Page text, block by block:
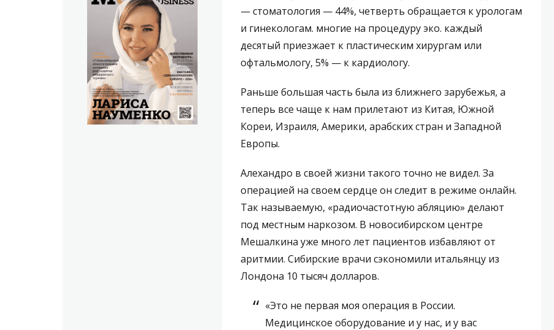
— стоматология — 44%, четверть обращается к урологам
и гинекологам. многие на процедуру эко. каждый
десятый приезжает к пластическим хирургам или
офтальмологу, 5% — к кардиологу.
Раньше большая часть была из ближнего зарубежья, а
теперь все чаще к нам прилетают из Китая, Южной
Кореи, Израиля, Америки, арабских стран и Западной
Европы.
Алехандро в своей жизни такого точно не видел. За
операцией на своем сердце он следит в режиме онлайн.
Так называемую, «радиочастотную абляцию» делают
под местным наркозом. В новосибирском центре
Мешалкина уже много лет пациентов избавляют от
аритмии. Сибирские врачи сэкономили итальянцу из
Лондона 10 тысяч долларов.
«Это не первая моя операция в России.
Медицинское оборудование и у нас, и у вас